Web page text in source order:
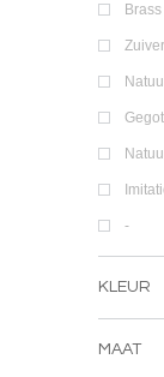
Brass
-
KLEUR
MAAT